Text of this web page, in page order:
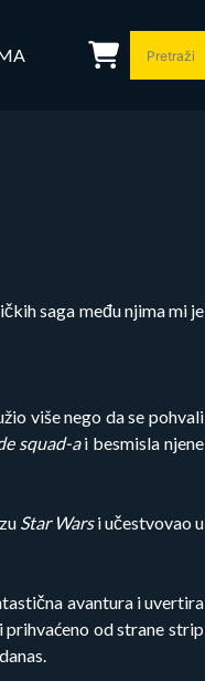
saga među njima mi je
više nego da se pohvali
squad-ai besmisla njene
Star Warsi učestvovao u
avantura i uvertira
od strane strip